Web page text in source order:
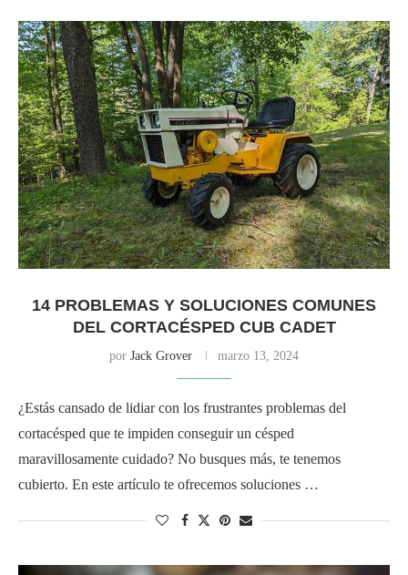
14 PROBLEMAS Y SOLUCIONES COMUNES
DEL CORTACÉSPED CUB CADET
por Jack Grover marzo 13, 2024
¿Estás cansado de lidiar con los frustrantes problemas del
cortacésped que te impiden conseguir un césped
maravillosamente cuidado? No busques más, te tenemos
cubierto. En este artículo te ofrecemos soluciones …